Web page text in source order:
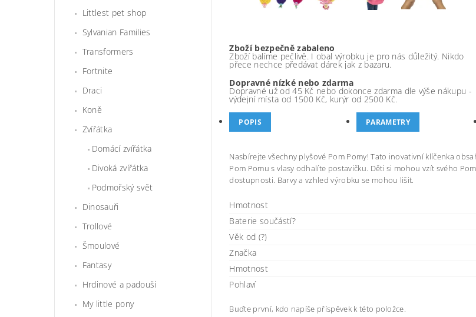
Littlest pet shop
Sylvanian Families
Transformers
Fortnite
Draci
Koně
Zvířátka
Domácí zvířátka
Divoká zvířátka
Podmořský svět
Dinosauři
Trollové
Šmoulové
Fantasy
Hrdinové a padouši
My little pony
Zboží bezpečně zabaleno
Zboží balíme pečlivě. I obal výrobku je pro nás důležitý. Nikdo
přece nechce předávat dárek jak z bazaru.
Dopravné nízké nebo zdarma
Dopravné už od 45 Kč nebo dokonce zdarma dle výše nákupu -
výdejní místa od 1500 Kč, kurýr od 2500 Kč.
POPIS PARAMETRY
Nasbírejte všechny plyšové Pom Pomy! Tato inovativní klíčenka
Pom Pomu s vlasy odhalíte postavičku. Děti si mohou vzít svého
dostupnosti. Barvy a vzhled výrobku se mohou lišit.
Hmotnost
Baterie součástí?
Věk od (?)
Značka
Hmotnost
Pohlaví
Buďte první, kdo napíše příspěvek k této položce.